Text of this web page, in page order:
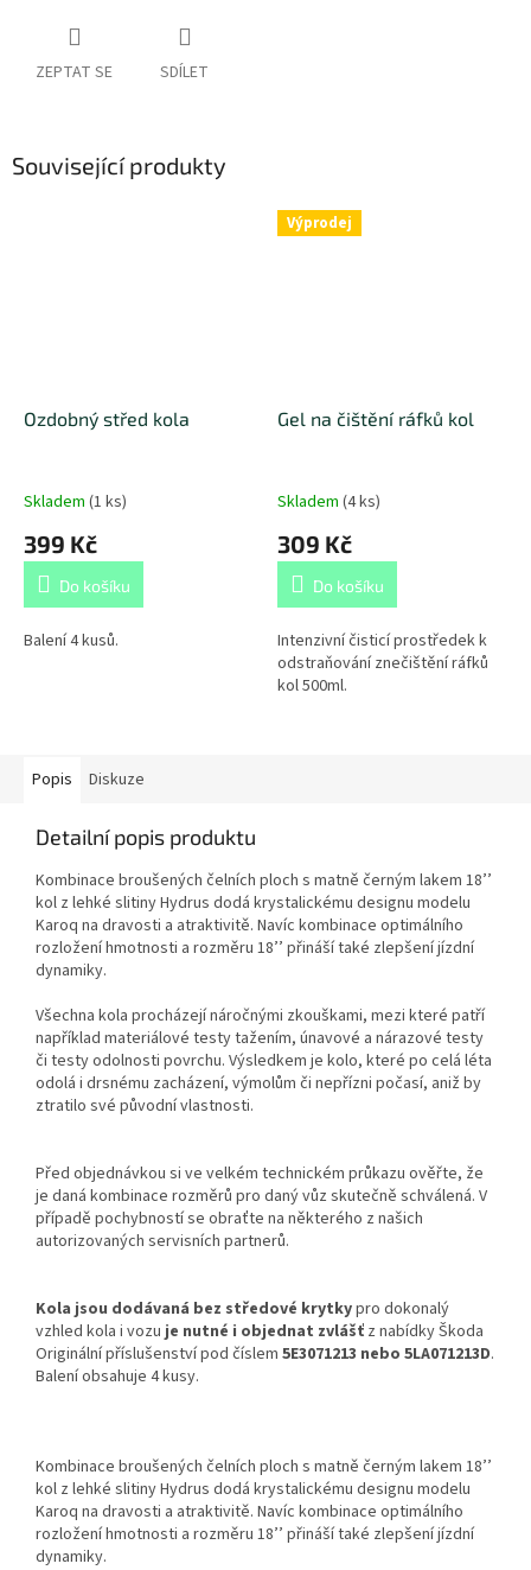
ZEPTAT SE SDÍLET
Související produkty
Ozdobný střed kola
Skladem (1 ks)
399 Kč
Do košíku
Balení 4 kusů.
Výprodej
Gel na čištění ráfků kol
Skladem (4 ks)
309 Kč
Do košíku
Intenzivní čisticí prostředek k
odstraňování znečištění ráfků
kol 500ml.
Popis Diskuze
Detailní popis produktu
Kombinace broušených čelních ploch s matně černým lakem 18’’
kol z lehké slitiny Hydrus dodá krystalickému designu modelu
Karoq na dravosti a atraktivitě. Navíc kombinace optimálního
rozložení hmotnosti a rozměru 18’’ přináší také zlepšení jízdní
dynamiky.
Všechna kola procházejí náročnými zkouškami, mezi které patří
například materiálové testy tažením, únavové a nárazové testy
či testy odolnosti povrchu. Výsledkem je kolo, které po celá léta
odolá i drsnému zacházení, výmolům či nepřízni počasí, aniž by
ztratilo své původní vlastnosti.
Před objednávkou si ve velkém technickém průkazu ověřte, že
je daná kombinace rozměrů pro daný vůz skutečně schválená. V
případě pochybností se obraťte na některého z našich
autorizovaných servisních partnerů.
Kola jsou dodávaná bez středové krytkypro dokonalý
vzhled kola i vozu je nutné i objednat zvlášť z nabídky Škoda
Originální příslušenství pod číslem 5E3071213 nebo 5LA071213D.
Balení obsahuje 4 kusy.
Kombinace broušených čelních ploch s matně černým lakem 18’’
kol z lehké slitiny Hydrus dodá krystalickému designu modelu
Karoq na dravosti a atraktivitě. Navíc kombinace optimálního
rozložení hmotnosti a rozměru 18’’ přináší také zlepšení jízdní
dynamiky.